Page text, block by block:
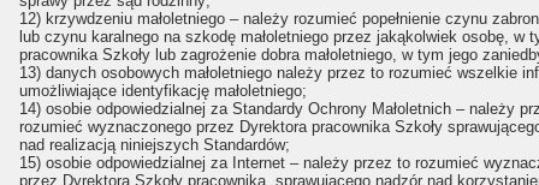
12) krzywdzeniu małoletniego – należy rozumieć popełnienie czynu
lub czynu karalnego na szkodę małoletniego przez jakąkolwiek osobę, w
pracownika Szkoły lub zagrożenie dobra małoletniego, w tym jego
13) danych osobowych małoletniego należy przez to rozumieć wszelkie
umożliwiające identyfikację małoletniego;
14) osobie odpowiedzialnej za Standardy Ochrony Małoletnich – należy
rozumieć wyznaczonego przez Dyrektora pracownika Szkoły
nad realizacją niniejszych Standardów;
15) osobie odpowiedzialnej za Internet – należy przez to rozumieć
przez Dyrektora Szkoły pracownika, sprawującego nadzór nad